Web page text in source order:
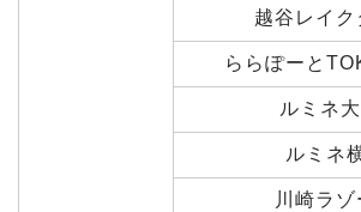
越谷レイク
ららぽーと
ルミネ
ルミネ
川崎ラ